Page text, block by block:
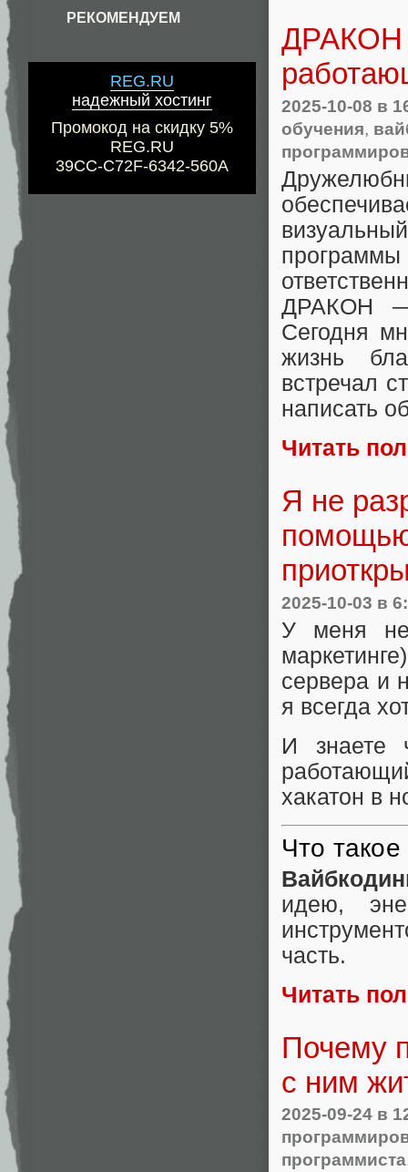
РЕКОМЕНДУЕМ
REG.RU
надежный хостинг
Промокод на скидку 5%
REG.RU
39CC-C72F-6342-560A
ДРАКОН
2025-10-08 в
обучения,
программы
ДРАКОН —
Сегодня
жизнь
встречал
написать
Читать
Я не
помощью
2025-10-03 в
У меня
сервера и
я всегда
И
хакатон в
Что такое
идею,
часть.
Читать
Почему
с ним
2025-09-24 в
программиста